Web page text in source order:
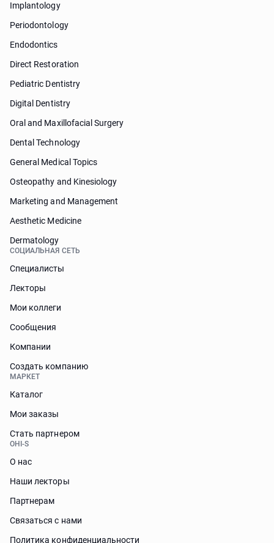
Implantology
Periodontology
Endodontics
Direct Restoration
Pediatric Dentistry
Digital Dentistry
Oral and Maxillofacial Surgery
Dental Technology
General Medical Topics
Osteopathy and Kinesiology
Marketing and Management
Aesthetic Medicine
Dermatology
СОЦИАЛЬНАЯ СЕТЬ
Специалисты
Лекторы
Мои коллеги
Сообщения
Компании
Создать компанию
МАРКЕТ
Каталог
Мои заказы
Стать партнером
OHI-S
О нас
Наши лекторы
Партнерам
Связаться с нами
Политика конфиденциальности